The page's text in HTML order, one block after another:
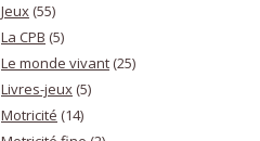
Jeux (55)
La CPB (5)
Le monde vivant (25)
Livres-jeux (5)
Motricité (14)